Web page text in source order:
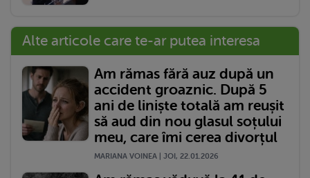
Alte articole care te-ar putea interesa
Am rămas fără auz după un
accident groaznic. După 5
ani de liniște totală am reușit
să aud din nou glasul soțului
meu, care îmi cerea divorțul
MARIANA VOINEA | JOI, 22.01.2026